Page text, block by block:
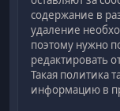
содержание в
удаление
поэтому нужно
редактировать
Такая политика
информацию в